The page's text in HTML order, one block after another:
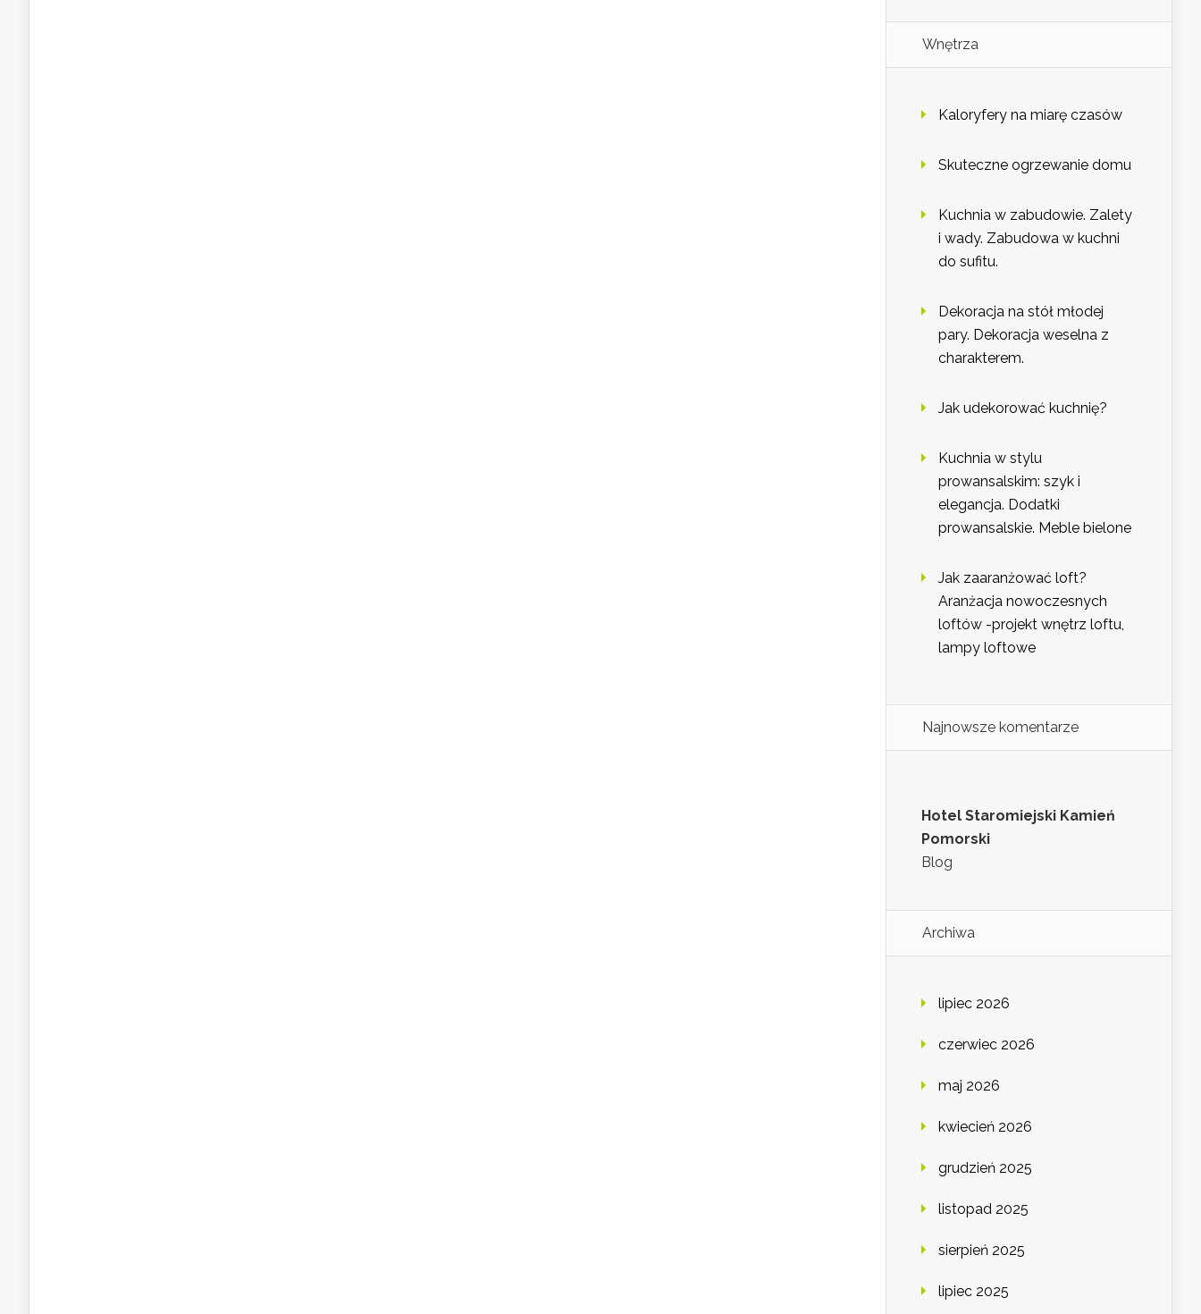
Wnętrza
Kaloryfery na miarę czasów
Skuteczne ogrzewanie domu
Kuchnia w zabudowie. Zalety
i wady. Zabudowa w kuchni
do sufitu.
Dekoracja na stół młodej
pary. Dekoracja weselna z
charakterem.
Jak udekorować kuchnię?
Kuchnia w stylu
prowansalskim: szyk i
elegancja. Dodatki
prowansalskie. Meble bielone
Jak zaaranżować loft?
Aranżacja nowoczesnych
loftów -projekt wnętrz loftu,
lampy loftowe
Najnowsze komentarze
Hotel Staromiejski Kamień
Pomorski
Blog
Archiwa
lipiec 2026
czerwiec 2026
maj 2026
kwiecień 2026
grudzień 2025
listopad 2025
sierpień 2025
lipiec 2025